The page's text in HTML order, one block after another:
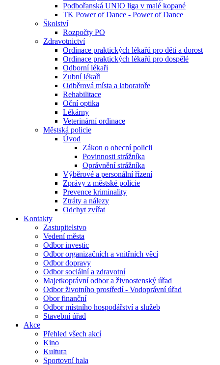
Podbořanská UNIO liga v malé kopané
TK Power of Dance - Power of Dance
Školství
Rozpočty PO
Zdravotnictví
Ordinace praktických lékařů pro děti a dorost
Ordinace praktických lékařů pro dospělé
Odborní lékaři
Zubní lékaři
Odběrová místa a laboratoře
Rehabilitace
Oční optika
Lékárny
Veterinární ordinace
Městská policie
Úvod
Zákon o obecní policii
Povinnosti strážníka
Oprávnění strážníka
Výběrové a personální řízení
Zprávy z městské policie
Prevence kriminality
Ztráty a nálezy
Odchyt zvířat
Kontakty
Zastupitelstvo
Vedení města
Odbor investic
Odbor organizačních a vnitřních věcí
Odbor dopravy
Odbor sociální a zdravotní
Majetkoprávní odbor a živnostenský úřad
Odbor životního prostředí - Vodoprávní úřad
Obor finanční
Odbor místního hospodářství a služeb
Stavební úřad
Akce
Přehled všech akcí
Kino
Kultura
Sportovní hala